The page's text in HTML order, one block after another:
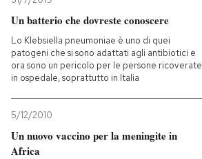
Un batterio che dovreste conoscere
Lo Klebsiella pneumoniae è uno di quei
patogeni che si sono adattati agli antibiotici e
ora sono un pericolo per le persone ricoverate
in ospedale, soprattutto in Italia
5/12/2010
Un nuovo vaccino per la meningite in
Africa